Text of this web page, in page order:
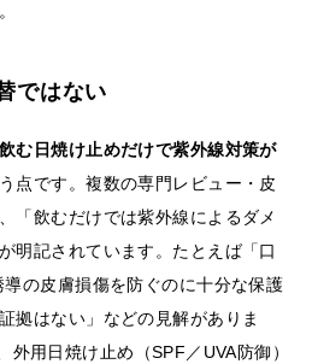
ではない
飲む日焼け止めだけで紫外線対策が
点です。複数の専門レビュー・皮
「飲むだけでは紫外線によるダメ
明記されています。たとえば「口
の皮膚損傷を防ぐのに十分な保護
拠はない」などの見解がありま
外用日焼け止め（SPF／UVA防御）